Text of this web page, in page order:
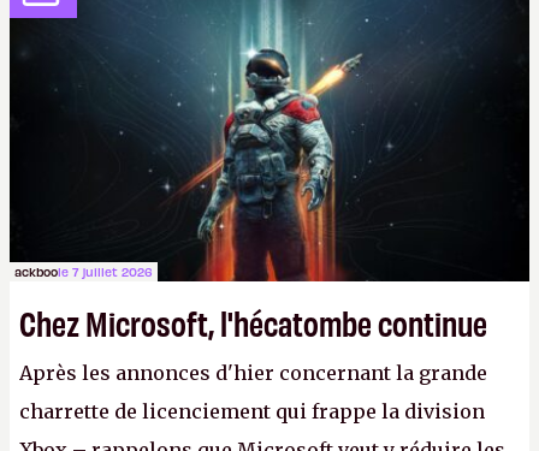
peut-être sur
Fallout Football ou
Fallout vs. Les
Lapins Crétins) et l'Obsidian d'aujourd'hui n'est plus
le même studio qu'il y a 15 ans. Mais bon, OK, on
peut commencer à fantasmer.A.
ackboole 7 juillet 2026
Chez Microsoft, l'hécatombe continue
Après les annonces d'hier concernant la grande
charrette de licenciement qui frappe la division